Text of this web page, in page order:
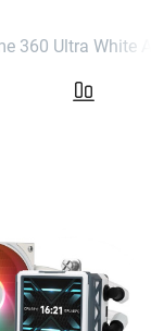
Ultra